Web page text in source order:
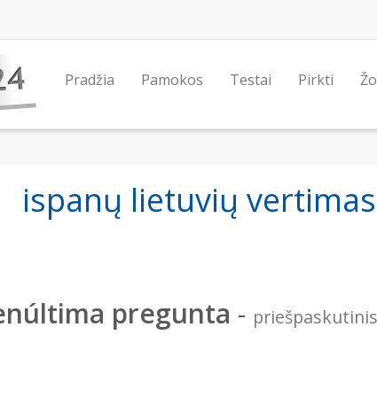
Pradžia Pamokos Testai Pirkti
ispanų lietuvių vertimas
pregunta -